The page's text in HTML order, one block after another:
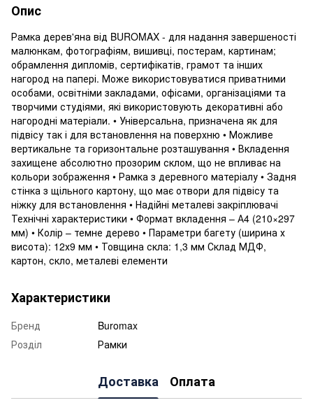
Опис
Рамка дерев'яна від BUROMAX - для надання завершеності
малюнкам, фотографіям, вишивці, постерам, картинам;
обрамлення дипломів, сертифікатів, грамот та інших
нагород на папері. Може використовуватися приватними
особами, освітніми закладами, офісами, організаціями та
творчими студіями, які використовують декоративні або
нагородні матеріали. • Універсальна, призначена як для
підвісу так і для встановлення на поверхню • Можливе
вертикальне та горизонтальне розташування • Вкладення
захищене абсолютно прозорим склом, що не впливає на
кольори зображення • Рамка з деревного матеріалу • Задня
стінка з щільного картону, що має отвори для підвісу та
ніжку для встановлення • Надійні металеві закріплювачі
Технічні характеристики • Формат вкладення – А4 (210×297
мм) • Колір – темне дерево • Параметри багету (ширина х
висота): 12х9 мм • Товщина скла: 1,3 мм Склад МДФ,
картон, скло, металеві елементи
Характеристики
Бренд
Buromax
Розділ
Рамки
Доставка Оплата